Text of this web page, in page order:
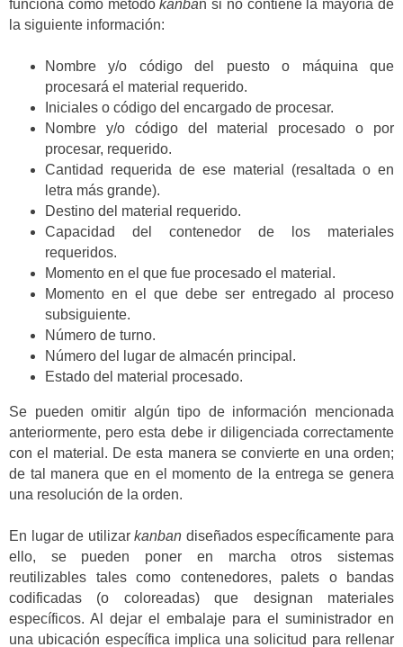
funciona como métodokanban si no contiene la mayoría de
la siguiente información:
Nombre y/o código del puesto o máquina que
procesará el material requerido.
Iniciales o código del encargado de procesar.
Nombre y/o código del material procesado o por
procesar, requerido.
Cantidad requerida de ese material (resaltada o en
letra más grande).
Destino del material requerido.
Capacidad del contenedor de los materiales
requeridos.
Momento en el que fue procesado el material.
Momento en el que debe ser entregado al proceso
subsiguiente.
Número de turno.
Número del lugar de almacén principal.
Estado del material procesado.
Se pueden omitir algún tipo de información mencionada
anteriormente, pero esta debe ir diligenciada correctamente
con el material. De esta manera se convierte en una orden;
de tal manera que en el momento de la entrega se genera
una resolución de la orden.
En lugar de utilizarkanban diseñados específicamente para
ello, se pueden poner en marcha otros sistemas
reutilizables tales como contenedores, palets o bandas
codificadas (o coloreadas) que designan materiales
específicos. Al dejar el embalaje para el suministrador en
una ubicación específica implica una solicitud para rellenar